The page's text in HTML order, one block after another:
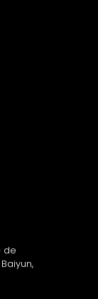
de